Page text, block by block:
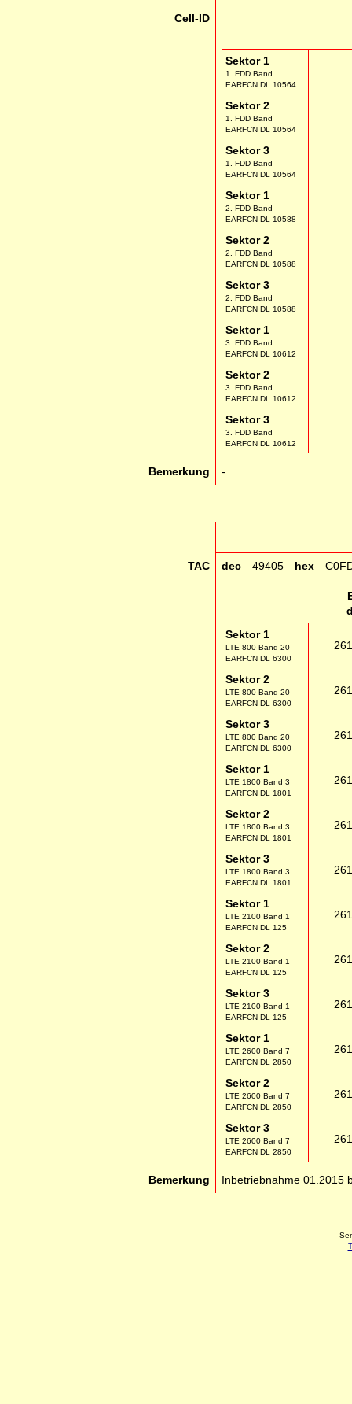
Cell-ID
Sektor 1
1. FDD Band
EARFCN DL 10564
Sektor 2
1. FDD Band
EARFCN DL 10564
Sektor 3
1. FDD Band
EARFCN DL 10564
Sektor 1
2. FDD Band
EARFCN DL 10588
Sektor 2
2. FDD Band
EARFCN DL 10588
Sektor 3
2. FDD Band
EARFCN DL 10588
Sektor 1
3. FDD Band
EARFCN DL 10612
Sektor 2
3. FDD Band
EARFCN DL 10612
Sektor 3
3. FDD Band
EARFCN DL 10612
Bemerkung -
TAC dec 49405 hex
Sektor 1
LTE 800 Band 20
EARFCN DL 6300
Sektor 2
LTE 800 Band 20
EARFCN DL 6300
Sektor 3
LTE 800 Band 20
EARFCN DL 6300
Sektor 1
LTE 1800 Band 3
EARFCN DL 1801
Sektor 2
LTE 1800 Band 3
EARFCN DL 1801
Sektor 3
LTE 1800 Band 3
EARFCN DL 1801
Sektor 1
LTE 2100 Band 1
EARFCN DL 125
Sektor 2
LTE 2100 Band 1
EARFCN DL 125
Sektor 3
LTE 2100 Band 1
EARFCN DL 125
Sektor 1
LTE 2600 Band 7
EARFCN DL 2850
Sektor 2
LTE 2600 Band 7
EARFCN DL 2850
Sektor 3
LTE 2600 Band 7
EARFCN DL 2850
Bemerkung Inbetriebnahme 01.2015